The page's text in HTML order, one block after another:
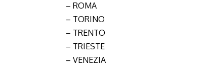
– ROMA
– TORINO
– TRENTO
– TRIESTE
– VENEZIA